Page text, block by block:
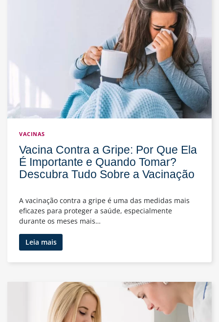
Resultados
VACINAS
Vacina Contra a Gripe: Por Que Ela
É Importante e Quando Tomar?
Descubra Tudo Sobre a Vacinação
A vacinação contra a gripe é uma das medidas mais
eficazes para proteger a saúde, especialmente
durante os meses mais…
Leia maisVacina
Contra
a
Por
Que
Ela
É